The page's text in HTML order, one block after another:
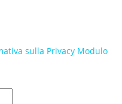
sulla Privacy Modulo